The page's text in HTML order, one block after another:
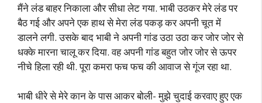
मैंने लंड बाहर निकाला और सीधा लेट गया. भाबी उठकर मेरे लंड पर
बैठ गई और अपने एक हाथ से मेरा लंड पकड़ कर अपनी चूत में
डालने लगी. उसके बाद भाबी ने अपनी गांड उठा उठा कर जोर जोर से
धक्के मारना चालू कर दिया. वह अपनी गांड बहुत जोर जोर से ऊपर
नीचे हिला रही थी. पूरा कमरा फच फच की आवाज से गूंज रहा था.
भाबी धीरे से मेरे कान के पास आकर बोली- मुझे चुदाई करवाए हुए एक